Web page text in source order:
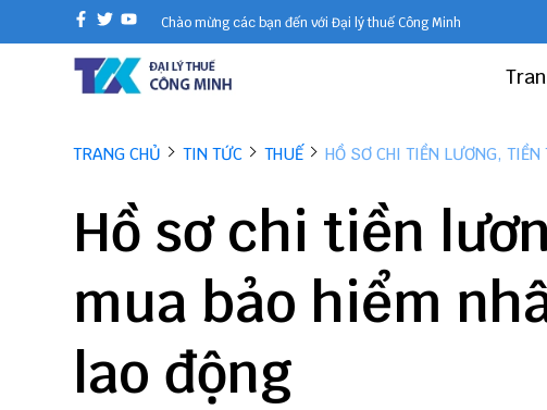
Chào mừng các bạn đến với Đại lý thuế Công Minh
TRANG CHỦ TIN TỨC THUẾ HỒ SƠ CHI TIỀN LƯƠNG,
Hồ sơ chi tiền
mua bảo hiểm
lao động